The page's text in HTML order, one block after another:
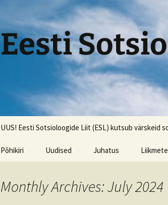
Eesti
UUS! Eesti Sotsioloogide Liit (ESL) kutsub värskeid
Põhikiri Uudised Juhatus
Monthly Archives: July 2024